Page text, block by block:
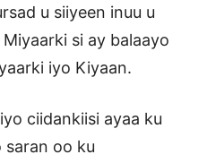
u siiyeen inuu u
si ay balaayo
iyo Kiyaan.
ciidankiisi ayaa ku
saran oo ku